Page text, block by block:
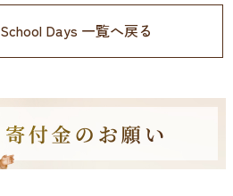
School Days 一覧へ戻る